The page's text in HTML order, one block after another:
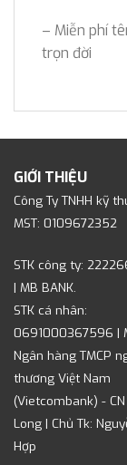
– Miễn phí
trọn đời
GIỚI THIỆU
Công Ty TNHH kỹ
MST: 0109672352
STK công ty:
| MB BANK.
STK cá nhân:
0691000367596 |
Ngân hàng TMCP
thương Việt Nam
(Vietcombank) -
Long | Chủ Tk:
Hợp